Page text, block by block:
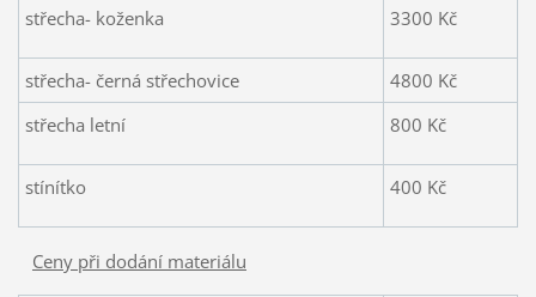
střecha- koženka 3300 Kč
střecha- černá střechovice
4800 Kč
střecha letní
800 Kč
stínítko 400 Kč
Ceny při dodání materiálu